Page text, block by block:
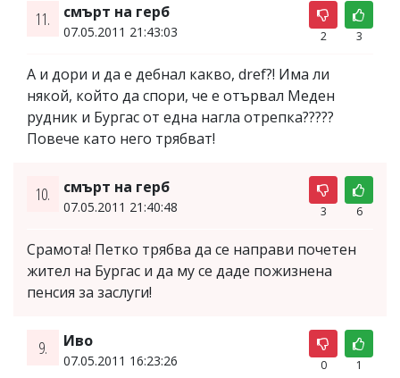
11. смърт на герб
07.05.2011 21:43:03 2 3
А и дори и да е дебнал какво, dref?! Има ли
някой, който да спори, че е отървал Меден
рудник и Бургас от една нагла отрепка?????
Повече като него трябват!
10. смърт на герб
07.05.2011 21:40:48 3 6
Срамота! Петко трябва да се направи почетен
жител на Бургас и да му се даде пожизнена
пенсия за заслуги!
9. Иво
07.05.2011 16:23:26 0 1